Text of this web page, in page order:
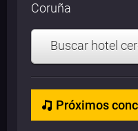
Coruña
Buscar hotel
Próximos